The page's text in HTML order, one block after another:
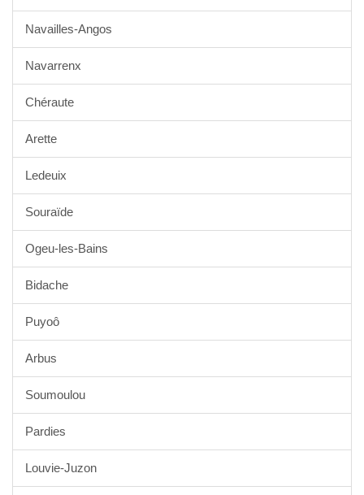
Navailles-Angos
Navarrenx
Chéraute
Arette
Ledeuix
Souraïde
Ogeu-les-Bains
Bidache
Puyoô
Arbus
Soumoulou
Pardies
Louvie-Juzon